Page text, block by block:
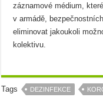
záznamové médium,
v armádě,
eliminovat jakoukoli
kolektivu.
Tags DEZINFEKCE